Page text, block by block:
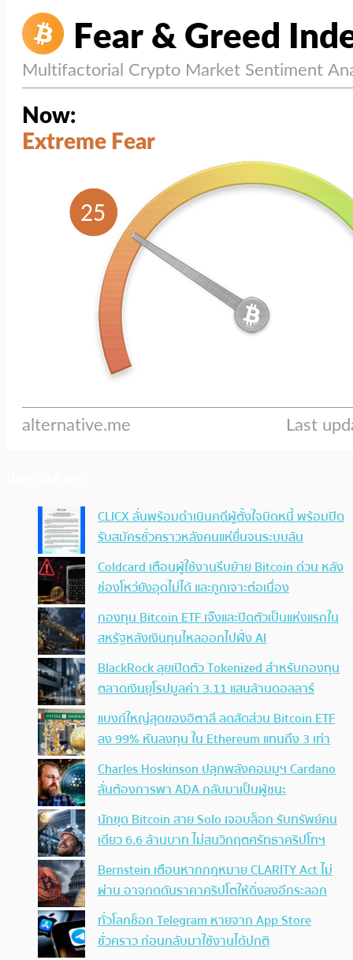
CLICX ลั่นพร้อมดำเนินคดีผู้ตั้งใจบิดหนี้ พร้อมปิด
รับสมัครชั่วคราวหลังคนแห่ยื่นจนระบบล้น
Coldcard เตือนผู้ใช้งานรีบย้าย Bitcoin ด่วน หลัง
ช่องโหว่ยังอุดไม่ได้ และถูกเจาะต่อเนื่อง
กองทุน Bitcoin ETF เจ๊งและปิดตัวเป็นแห่งแรกใน
สหรัฐหลังเงินทุนไหลออกไปฝั่ง AI
BlackRock ลุยเปิดตัว Tokenized สำหรับกองทุน
ตลาดเงินยุโรปมูลค่า 3.11 แสนล้านดอลลาร์
แบงก์ใหญ่สุดของอิตาลี ลดสัดส่วน Bitcoin ETF
ลง 99% หันลงทุน ใน Ethereum แทนถึง 3 เท่า
Charles Hoskinson ปลุกพลังคอมมูฯ Cardano
ลั่นต้องการพา ADA กลับมาเป็นผู้ชนะ
นักขุด Bitcoin สาย Solo เจอบล็อก รับทรัพย์คน
เดียว 6.6 ล้านบาท ไม่สนวิกฤตศรัทธาคริปโทฯ
Bernstein เตือนหากกฎหมาย CLARITY Act ไม่
ผ่าน อาจกดดันราคาคริปโตให้ดิ่งลงอีกระลอก
ทั่วโลกช็อก Telegram หายจาก App Store
ชั่วคราว ก่อนกลับมาใช้งานได้ปกติ